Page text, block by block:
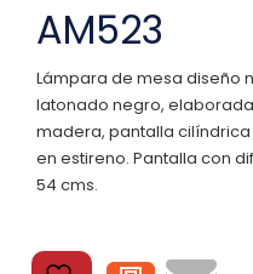
AM523
Lámpara de mesa diseño
latonado negro,
madera, pantalla
en estireno. Pantalla con
54 cms.